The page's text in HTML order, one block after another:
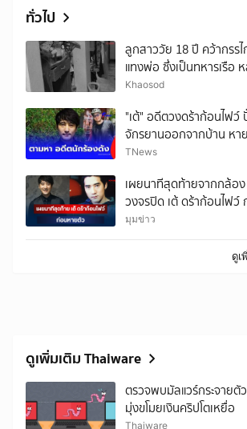
ทั่วไป
ลูกสาววัย 18 ปี คว้ากรรไ
แทงพ่อ ซึ่งเป็นทหารเรือ
ทะเลาะลั่นบ้าน
Khaosod
"เต้" อดีตวงดร้าก้อนไฟว์
จักรยานออกจากบ้าน หา
ปริศนา
TNews
เผยนาทีสุดท้ายจากกล้อง
วงจรปิด เต้ ดร้าก้อนไฟว์
หายตัว
มุมข่าว
ดูเ
ดูเพิ่มเติม Thaiware
ตรวจพบมัลแวร์กระจายตั
มุ่งขโมยเงินคริปโตเหยื่อ
Thaiware